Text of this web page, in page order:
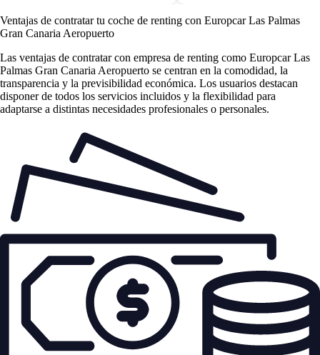
Ventajas de contratar tu coche de renting con Europcar Las Palmas
Gran Canaria Aeropuerto
Las ventajas de contratar con empresa de renting como Europcar Las
Palmas Gran Canaria Aeropuerto se centran en la comodidad, la
transparencia y la previsibilidad económica. Los usuarios destacan
disponer de todos los servicios incluidos y la flexibilidad para
adaptarse a distintas necesidades profesionales o personales.